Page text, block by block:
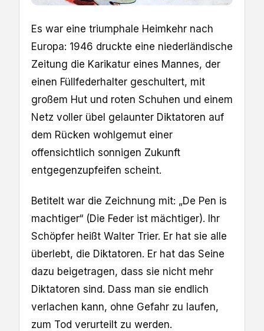
Es war eine triumphale Heimkehr nach
Europa: 1946 druckte eine niederländische
Zeitung die Karikatur eines Mannes, der
einen Füllfederhalter geschultert, mit
großem Hut und roten Schuhen und einem
Netz voller übel gelaunter Diktatoren auf
dem Rücken wohlgemut einer
offensichtlich sonnigen Zukunft
entgegenzupfeifen scheint.
Betitelt war die Zeichnung mit: „De Pen is
machtiger“ (Die Feder ist mächtiger). Ihr
Schöpfer heißt Walter Trier. Er hat sie alle
überlebt, die Diktatoren. Er hat das Seine
dazu beigetragen, dass sie nicht mehr
Diktatoren sind. Dass man sie endlich
verlachen kann, ohne Gefahr zu laufen,
zum Tod verurteilt zu werden.